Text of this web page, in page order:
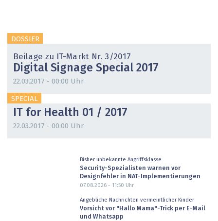
DOSSIER
Beilage zu IT-Markt Nr. 3/2017
Digital Signage Special 2017
22.03.2017 - 00:00 Uhr
SPECIAL
IT for Health 01 / 2017
22.03.2017 - 00:00 Uhr
Bisher unbekannte Angriffsklasse
Security-Spezialisten warnen vor
Designfehler in NAT-Implementierungen
07.08.2026 - 11:50 Uhr
Angebliche Nachrichten vermeintlicher Kinder
Vorsicht vor "Hallo Mama"-Trick per E-Mail
und Whatsapp